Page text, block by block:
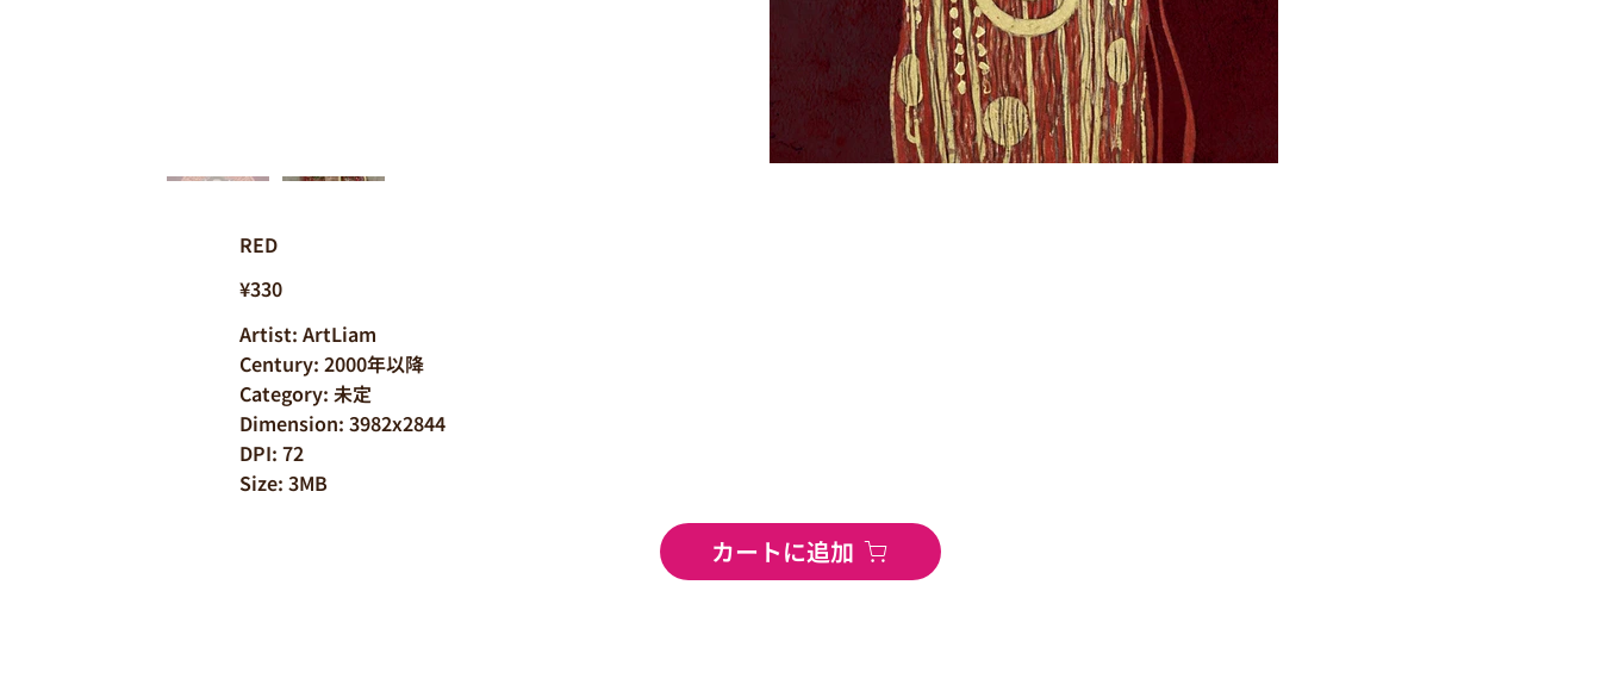
¥330
Artist: ArtLiam
Century: 2000年以降
Category: 未定
Dimension: 3982x2844
DPI: 72
Size: 3MB
カートに追加
RED